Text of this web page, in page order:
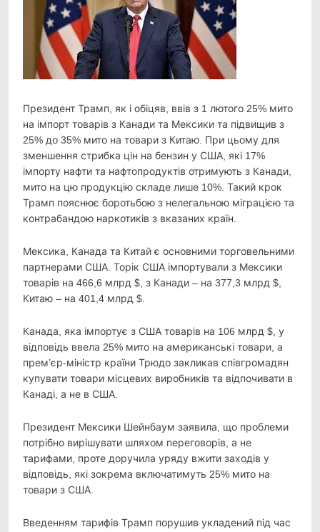
Президент Трамп, як і обіцяв, ввів з 1 лютого 25% мито
на імпорт товарів з Канади та Мексики та підвищив з
25% до 35% мито на товари з Китаю. При цьому для
зменшення стрибка цін на бензин у США, які 17%
імпорту нафти та нафтопродуктів отримують з Канади,
мито на цю продукцію складе лише 10%. Такий крок
Трамп пояснює боротьбою з нелегальною міграцією та
контрабандою наркотиків з вказаних країн.
Мексика, Канада та Китай є основними торговельними
партнерами США. Торік США імпортували з Мексики
товарів на 466,6 млрд $, з Канади – на 377,3 млрд $,
Китаю – на 401,4 млрд $.
Канада, яка імпортує з США товарів на 106 млрд $, у
відповідь ввела 25% мито на американські товари, а
прем’єр-міністр країни Трюдо закликав співгромадян
купувати товари місцевих виробників та відпочивати в
Канаді, а не в США.
Президент Мексики Шейнбаум заявила, що проблеми
потрібно вирішувати шляхом переговорів, а не
тарифами, проте доручила уряду вжити заходів у
відповідь, які зокрема включатимуть 25% мито на
товари з США.
Введенням тарифів Трамп порушив укладений під час